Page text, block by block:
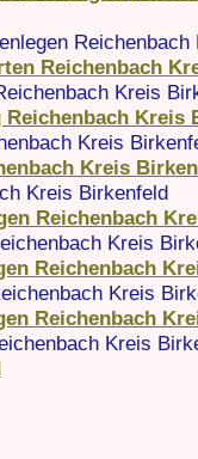
Reichenbach
Kreis
Kreis
Kreis
Kreis
Kreis Birkenfeld
Reichenbach
Kreis
Reichenbach
Kreis
Reichenbach
Kreis